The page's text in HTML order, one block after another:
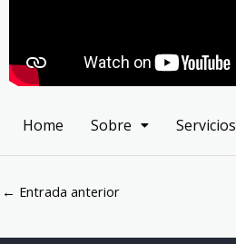
Home Sobre Servicios
← Entrada anterior